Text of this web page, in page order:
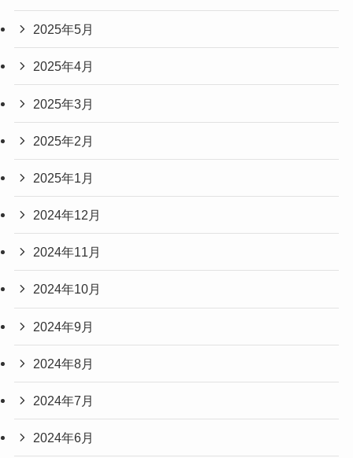
2025年5月
2025年4月
2025年3月
2025年2月
2025年1月
2024年12月
2024年11月
2024年10月
2024年9月
2024年8月
2024年7月
2024年6月